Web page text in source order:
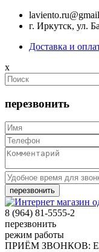
г. Иркутск, ул.
Доставка и
x
перезвонить
8 (964) 81-5555-2
перезвонить
режим работы
ПРИЁМ ЗВОНКОВ: